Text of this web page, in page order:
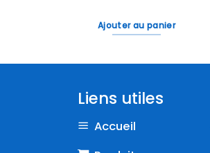
Ajouter au panier
Liens utiles
Accueil